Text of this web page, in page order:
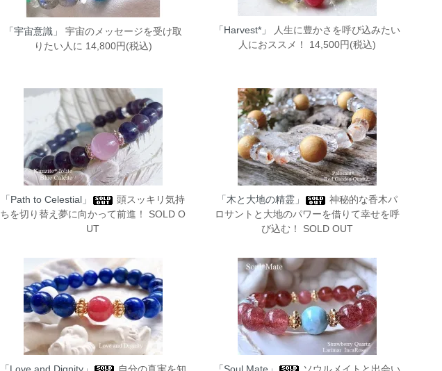
「宇宙意識」
宇宙のメッセージを受け取
りたい人に 14,800円(税込)
「Harvest*」
人生に豊かさを呼び込みたい
人におススメ！ 14,500円(税込)
「Path to Celestial」
頭スッキリ気持
ちを切り替え夢に向かって前進！ SOLD O
UT
「木と大地の精霊」
神秘的な香木パ
ロサントと大地のパワーを借りて幸せを呼
び込む！ SOLD OUT